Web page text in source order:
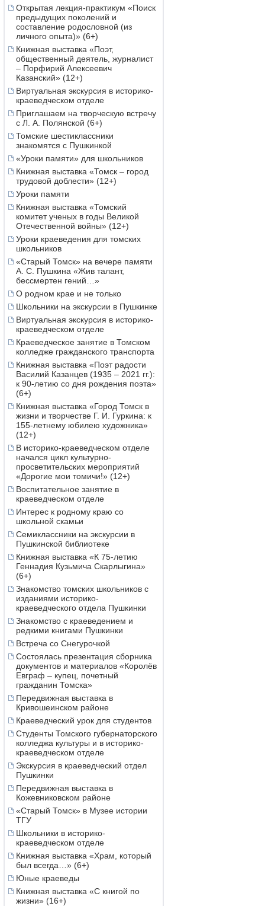
Открытая лекция-практикум «Поиск
предыдущих поколений и
составление родословной (из
личного опыта)» (6+)
Книжная выставка «Поэт,
общественный деятель, журналист
– Порфирий Алексеевич
Казанский» (12+)
Виртуальная экскурсия в историко-
краеведческом отделе
Приглашаем на творческую встречу
с Л. А. Полянской (6+)
Томские шестиклассники
знакомятся с Пушкинкой
«Уроки памяти» для школьников
Книжная выставка «Томск – город
трудовой доблести» (12+)
Уроки памяти
Книжная выставка «Томский
комитет ученых в годы Великой
Отечественной войны» (12+)
Уроки краеведения для томских
школьников
«Старый Томск» на вечере памяти
А. С. Пушкина «Жив талант,
бессмертен гений…»
О родном крае и не только
Школьники на экскурсии в Пушкинке
Виртуальная экскурсия в историко-
краеведческом отделе
Краеведческое занятие в Томском
колледже гражданского транспорта
Книжная выставка «Поэт радости
Василий Казанцев (1935 – 2021 гг.):
к 90-летию со дня рождения поэта»
(6+)
Книжная выставка «Город Томск в
жизни и творчестве Г. И. Гуркина: к
155-летнему юбилею художника»
(12+)
В историко-краеведческом отделе
начался цикл культурно-
просветительских мероприятий
«Дорогие мои томичи!» (12+)
Воспитательное занятие в
краеведческом отделе
Интерес к родному краю со
школьной скамьи
Семиклассники на экскурсии в
Пушкинской библиотеке
Книжная выставка «К 75-летию
Геннадия Кузьмича Скарлыгина»
(6+)
Знакомство томских школьников с
изданиями историко-
краеведческого отдела Пушкинки
Знакомство с краеведением и
редкими книгами Пушкинки
Встреча со Снегурочкой
Состоялась презентация сборника
документов и материалов «Королёв
Евграф – купец, почетный
гражданин Томска»
Передвижная выставка в
Кривошеинском районе
Краеведческий урок для студентов
Студенты Томского губернаторского
колледжа культуры и в историко-
краеведческом отделе
Экскурсия в краеведческий отдел
Пушкинки
Передвижная выставка в
Кожевниковском районе
«Старый Томск» в Музее истории
ТГУ
Школьники в историко-
краеведческом отделе
Книжная выставка «Храм, который
был всегда…» (6+)
Юные краеведы
Книжная выставка «С книгой по
жизни» (16+)